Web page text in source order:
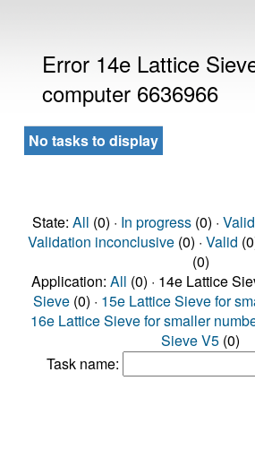
Error 14e Lattice
computer 6636966
No tasks to display
State: All (0) · In progress(0) ·
Validation inconclusive(0) · Valid
(0)
Application: All (0) · 14e Lattice
Sieve (0) · 15e Lattice Sieve for
16e Lattice Sieve for smaller
Sieve V5 (0)
Task name: